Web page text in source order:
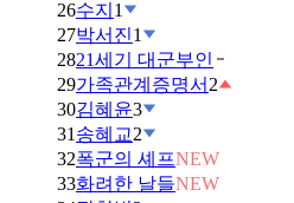
26수지 1
27박서진1
2821세기 대군부인
29가족관계증명서 2
30김혜윤3
31 송혜교2
32폭군의 셰프NEW
33화려한 날들NEW